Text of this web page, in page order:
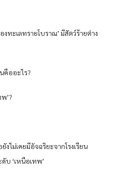
งทะเลทรายโบราณ’ มีสัตว์ร้ายต่าง
คืออะไร?
’?
ไม่เคยมีอัจฉริยะจากโรงเรียน
บ ‘เหนือเทพ’